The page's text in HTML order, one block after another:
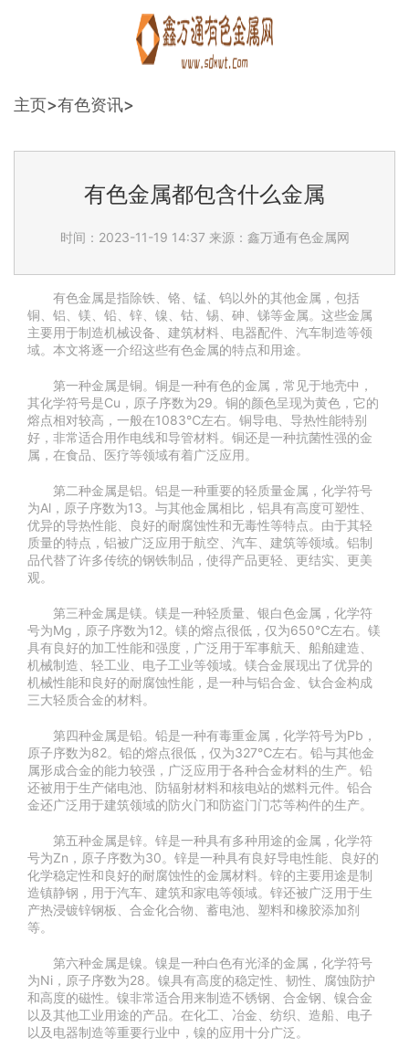
主页>有色资讯>
有色金属都包含什么金属
时间：2023-11-19 14:37 来源：鑫万通有色金属网
有色金属是指除铁、铬、锰、钨以外的其他金属，包括
铜、铝、镁、铅、锌、镍、钴、锡、砷、锑等金属。这些金属
主要用于制造机械设备、建筑材料、电器配件、汽车制造等领
域。本文将逐一介绍这些有色金属的特点和用途。
第一种金属是铜。铜是一种有色的金属，常见于地壳中，
其化学符号是Cu，原子序数为29。铜的颜色呈现为黄色，它的
熔点相对较高，一般在1083℃左右。铜导电、导热性能特别
好，非常适合用作电线和导管材料。铜还是一种抗菌性强的金
属，在食品、医疗等领域有着广泛应用。
第二种金属是铝。铝是一种重要的轻质量金属，化学符号
为Al，原子序数为13。与其他金属相比，铝具有高度可塑性、
优异的导热性能、良好的耐腐蚀性和无毒性等特点。由于其轻
质量的特点，铝被广泛应用于航空、汽车、建筑等领域。铝制
品代替了许多传统的钢铁制品，使得产品更轻、更结实、更美
观。
第三种金属是镁。镁是一种轻质量、银白色金属，化学符
号为Mg，原子序数为12。镁的熔点很低，仅为650℃左右。镁
具有良好的加工性能和强度，广泛用于军事航天、船舶建造、
机械制造、轻工业、电子工业等领域。镁合金展现出了优异的
机械性能和良好的耐腐蚀性能，是一种与铝合金、钛合金构成
三大轻质合金的材料。
第四种金属是铅。铅是一种有毒重金属，化学符号为Pb，
原子序数为82。铅的熔点很低，仅为327℃左右。铅与其他金
属形成合金的能力较强，广泛应用于各种合金材料的生产。铅
还被用于生产储电池、防辐射材料和核电站的燃料元件。铅合
金还广泛用于建筑领域的防火门和防盗门门芯等构件的生产。
第五种金属是锌。锌是一种具有多种用途的金属，化学符
号为Zn，原子序数为30。锌是一种具有良好导电性能、良好的
化学稳定性和良好的耐腐蚀性的金属材料。锌的主要用途是制
造镇静钢，用于汽车、建筑和家电等领域。锌还被广泛用于生
产热浸镀锌钢板、合金化合物、蓄电池、塑料和橡胶添加剂
等。
第六种金属是镍。镍是一种白色有光泽的金属，化学符号
为Ni，原子序数为28。镍具有高度的稳定性、韧性、腐蚀防护
和高度的磁性。镍非常适合用来制造不锈钢、合金钢、镍合金
以及其他工业用途的产品。在化工、冶金、纺织、造船、电子
以及电器制造等重要行业中，镍的应用十分广泛。